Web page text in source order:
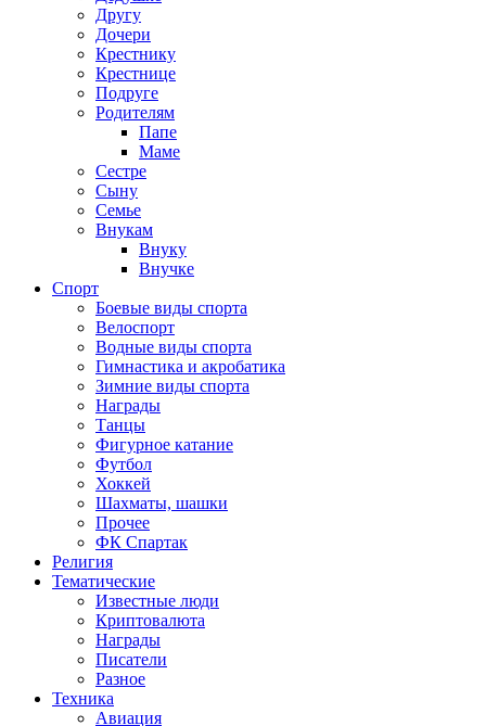
Другу
Дочери
Крестнику
Крестнице
Подруге
Родителям
Папе
Маме
Сестре
Сыну
Семье
Внукам
Внуку
Внучке
Спорт
Боевые виды спорта
Велоспорт
Водные виды спорта
Гимнастика и акробатика
Зимние виды спорта
Награды
Танцы
Фигурное катание
Футбол
Хоккей
Шахматы, шашки
Прочее
ФК Спартак
Религия
Тематические
Известные люди
Криптовалюта
Награды
Писатели
Разное
Техника
Авиация